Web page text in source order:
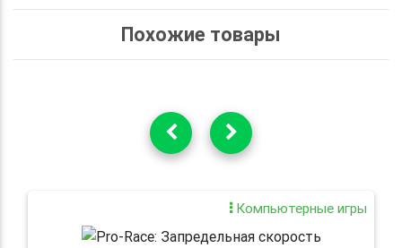
Похожие товары
Компьютерные игры